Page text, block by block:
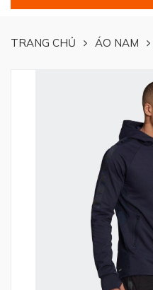
TRANG CHỦ ÁO NAM